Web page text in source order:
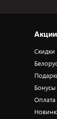
Акции
Бонусы
Оплата